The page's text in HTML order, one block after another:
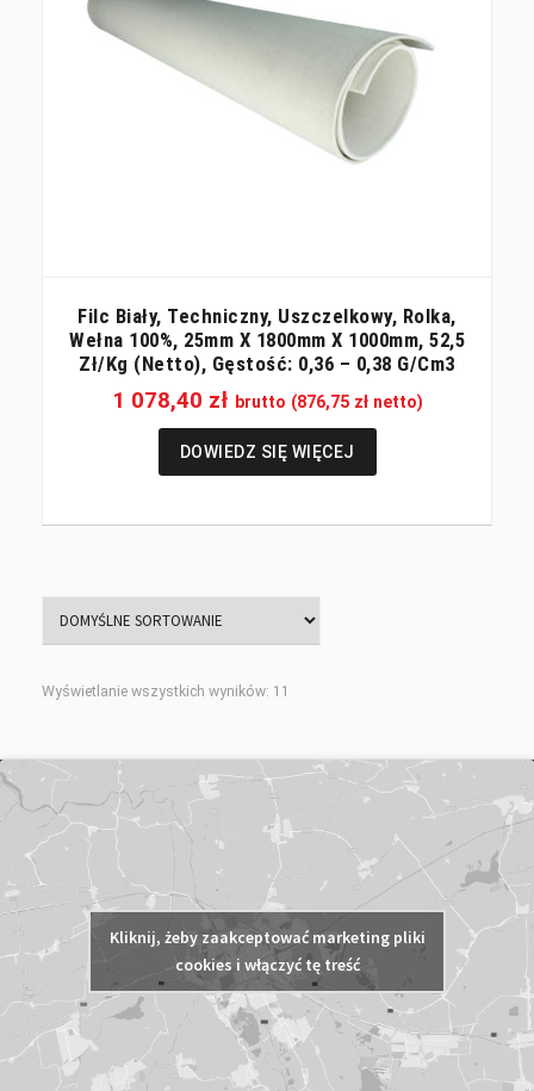
Filc Biały, Techniczny, Uszczelkowy, Rolka,
Wełna 100%, 25mm X 1800mm X 1000mm, 52,5
Zł/kg (netto), Gęstość: 0,36 – 0,38 G/cm3
1 078,40 zł brutto (876,75 złnetto)
DOWIEDZ SIĘ WIĘCEJ
Wyświetlanie wszystkich wyników: 11
Kliknij, żeby zaakceptować marketing pliki
cookies i włączyć tę treść